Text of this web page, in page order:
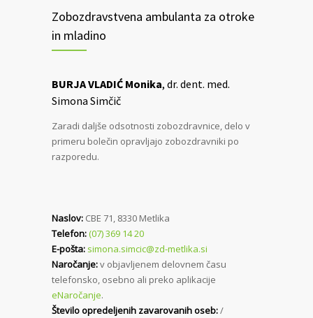
Zobozdravstvena ambulanta za otroke
in mladino
BURJA VLADIĆ Monika, dr. dent. med.
Simona Simčič
Zaradi daljše odsotnosti zobozdravnice, delo v
primeru bolečin opravljajo zobozdravniki po
razporedu.
Naslov: CBE 71, 8330 Metlika
Telefon:(07) 369 14 20
E-pošta: simona.simcic@zd-metlika.si
Naročanje:v objavljenem delovnem času
telefonsko, osebno ali preko aplikacije
eNaročanje.
Število opredeljenih zavarovanih oseb:/